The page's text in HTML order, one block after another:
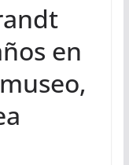
en